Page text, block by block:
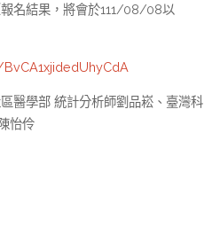
名結果，將會於111/08/08以
醫學部 統計分析師劉品崧、臺灣科
怡伶